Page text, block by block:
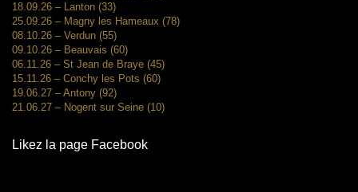
18.09.26 – Lanton (33)
25.09.26 – Magny les Hameaux (78)
08.10.26 – Verdun (55)
09.10.26 – Beauvais (60)
06.11.26 – St Jean de Braye (45)
15.11.26 – Conchy les Pots (60)
19.06.27 – Antony (92)
21.06.27 – Nogent sur Seine (10)
Likez la page Facebook